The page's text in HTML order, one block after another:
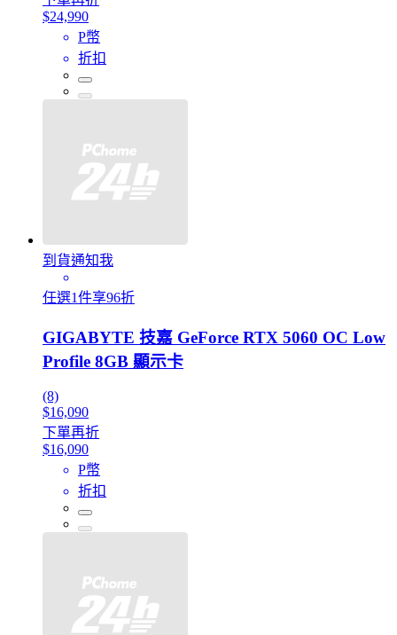
$24,990
P幣
折扣
到貨通知我
任選1件享96折
GIGABYTE 技嘉 GeForce RTX 5060 OC Low
Profile 8GB 顯示卡
(8)
$16,090
下單再折
$16,090
P幣
折扣